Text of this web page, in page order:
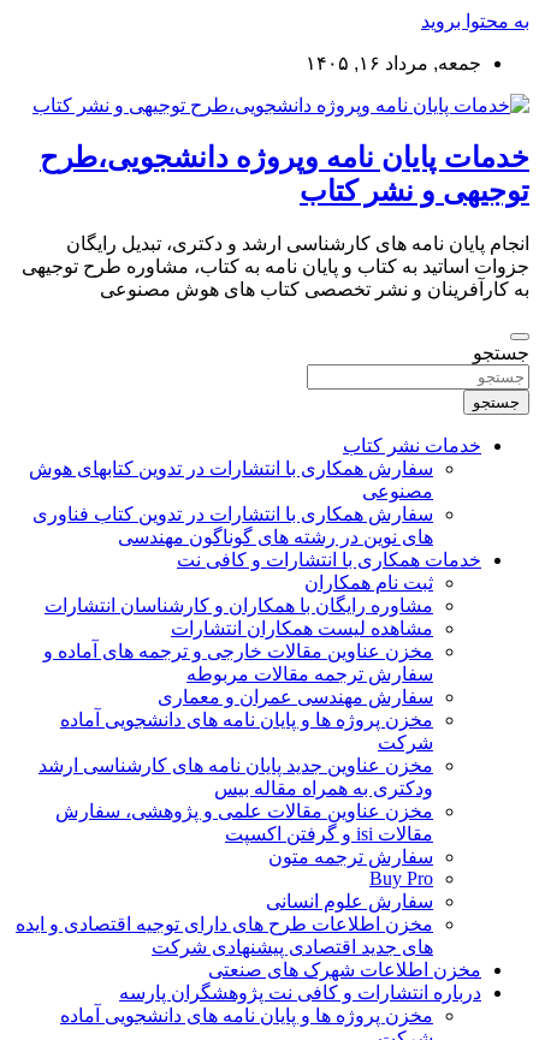
به محتوا بروید
جمعه, مرداد ۱۶, ۱۴۰۵
خدمات پایان نامه وپروژه دانشجویی،طرح
توجیهی و نشر کتاب
انجام پایان نامه های کارشناسی ارشد و دکتری، تبدیل رایگان
جزوات اساتید به کتاب و پایان نامه به کتاب، مشاوره طرح توجیهی
به کارآفرینان و نشر تخصصی کتاب های هوش مصنوعی
جستجو
جستجو
خدمات نشر کتاب
سفارش همکاری با انتشارات در تدوین کتابهای هوش
مصنوعی
سفارش همکاری با انتشارات در تدوین کتاب فناوری
های نوین در رشته های گوناگون مهندسی
خدمات همکاری با انتشارات و کافی نت
ثبت نام همکاران
مشاوره رایگان با همکاران و کارشناسان انتشارات
مشاهده لیست همکاران انتشارات
مخزن عناوین مقالات خارجی و ترجمه های آماده و
سفارش ترجمه مقالات مربوطه
سفارش مهندسی عمران و معماری
مخزن پروژه ها و پایان نامه های دانشجویی آماده
شرکت
مخزن عناوین جدید پایان نامه های کارشناسی ارشد
ودکتری به همراه مقاله بیس
مخزن عناوین مقالات علمی و پژوهشی، سفارش
مقالات isi و گرفتن اکسپت
سفارش ترجمه متون
Buy Pro
سفارش علوم انسانی
مخزن اطلاعات طرح های دارای توجیه اقتصادی و ایده
های جدید اقتصادی پیشنهادی شرکت
مخزن اطلاعات شهرک های صنعتی
درباره انتشارات و کافی نت پژوهشگران پارسه
مخزن پروژه ها و پایان نامه های دانشجویی آماده